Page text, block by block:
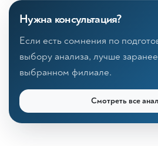
Нужна консультация?
Если есть сомнения по
выбору анализа, лучше
выбранном филиале.
Смотреть все